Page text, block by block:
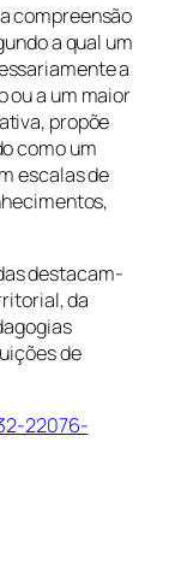
compreensão
a qual um
a
ou a um maior
propõe
como um
escalas de
destacam-
da
de
22076-